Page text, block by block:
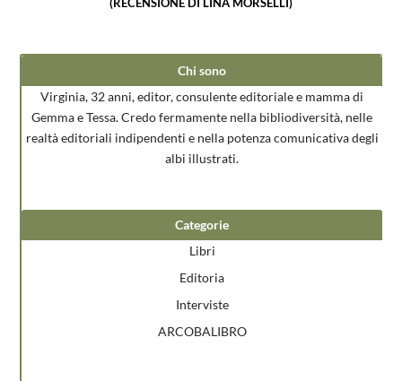
(RECENSIONE DI LINA MORSELLI)
Chi sono
Virginia, 32 anni, editor, consulente editoriale e mamma di
Gemma e Tessa. Credo fermamente nella bibliodiversità, nelle
realtà editoriali indipendenti e nella potenza comunicativa degli
albi illustrati.
Categorie
Libri
Editoria
Interviste
ARCOBALIBRO